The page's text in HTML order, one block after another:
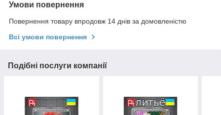
Умови повернення
Повернення товару впродовж 14 днів за домовленістю
Всі умови повернення
Подібні послуги компанії